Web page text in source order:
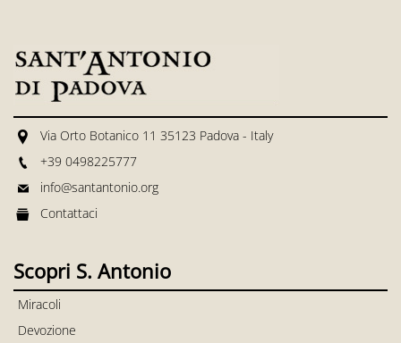
Via Orto Botanico 11 35123 Padova - Italy
+39 0498225777
info@santantonio.org
Contattaci
Scopri S. Antonio
Miracoli
Devozione